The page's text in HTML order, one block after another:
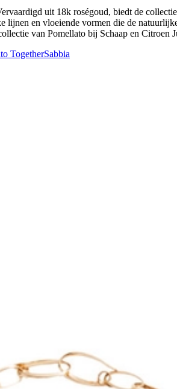
uit 18k roségoud, biedt de
en vloeiende vormen die de
van Pomellato bij Schaap en Citroen
TogetherSabbia